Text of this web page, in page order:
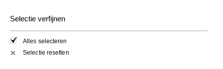
Selectie verfijnen
Alles selecteren
✕ Selectie resetten